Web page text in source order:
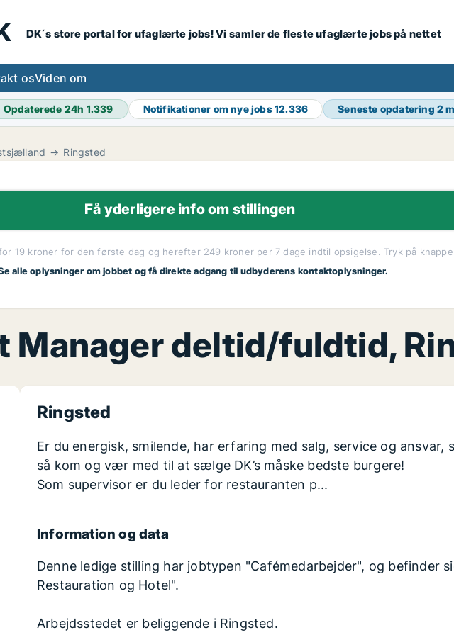
DK´s store portal for ufaglærte jobs! Vi samler de fleste ufaglærte jobs på nettet
osViden om
Opdaterede 24h 1.339 Notifikationer om nye jobs12.336 Seneste opdatering2
Ringsted
Få yderligere info om stillingen
19 kroner for den første dag og herefter 249 kroner per 7 dage indtil opsigelse. Tryk på
alle oplysninger om jobbet og få direkte adgang til udbyderens kontaktoplysninger.
Manager deltid/fuldtid,
Ringsted
Er du energisk, smilende, har erfaring med salg, service og ansvar,
så kom og vær med til at sælge DK’s måske bedste burgere!
Som supervisor er du leder for restauranten p...
Information og data
Denne ledige stilling har jobtypen "Cafémedarbejder", og befinder
Restauration og Hotel".
Arbejdsstedet er beliggende i Ringsted.